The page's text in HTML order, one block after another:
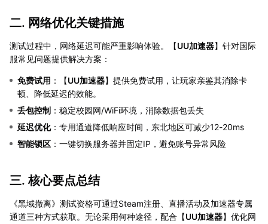
二. 网络优化关键措施
测试过程中，网络延迟可能严重影响体验。【UU加速器】针对国际
服常见问题提供解决方案：
免费试用 ：【UU加速器】提供免费试用，让玩家亲鉴其消除卡
顿、降低延迟的效能。
丢包控制 ：稳定校园网/WiFi环境，消除数据包丢失
延迟优化：专用通道降低响应时间，东北地区可减少12-20ms
智能锁区 ：一键切换服务器并固定IP，避免账号异常风险
三. 核心要点总结
《黑域撤离》测试资格可通过Steam注册、直播活动及加速器专属
通道三种方式获取。无论采用何种途径，配合【UU加速器】优化网